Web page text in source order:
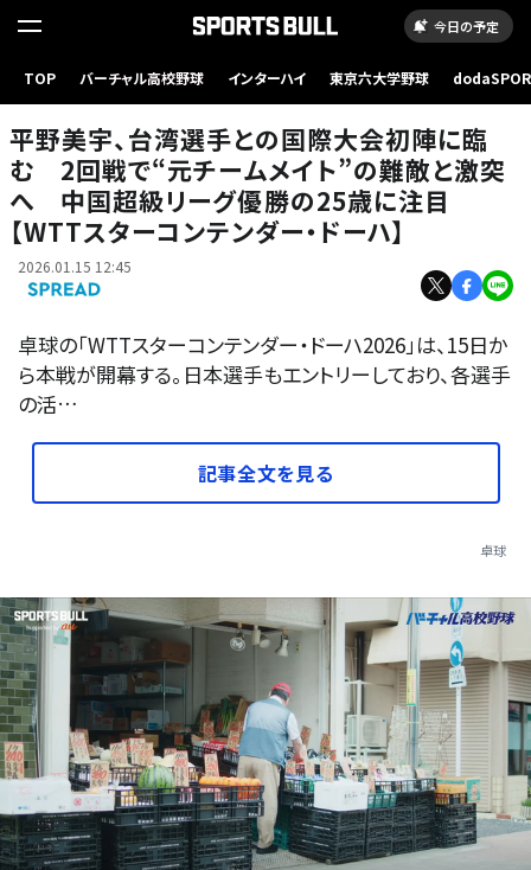
今日の予定
TOP バーチャル高校野球 インターハイ 東京六大学野球
中国超級リーグ優勝の25歳に注目【WTTスターコンテンダー・ドーハ】
平野美宇、台湾選手との国際大会初陣に臨
む 2回戦で“元チームメイト”の難敵と激突
へ 中国超級リーグ優勝の25歳に注目
【WTTスターコンテンダー・ドーハ】
2026.01.15 12:45
卓球の「WTTスターコンテンダー・ドーハ2026」は、15日か
ら本戦が開幕する。日本選手もエントリーしており、各選手
の活…
記事全文を見る
卓球